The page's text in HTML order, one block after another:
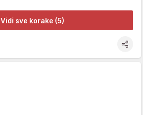
Vidi sve korake (5)